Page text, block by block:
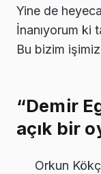
Yine de
İnanıyorum ki
Bu bizim
“Demir
açık bir
Orkun